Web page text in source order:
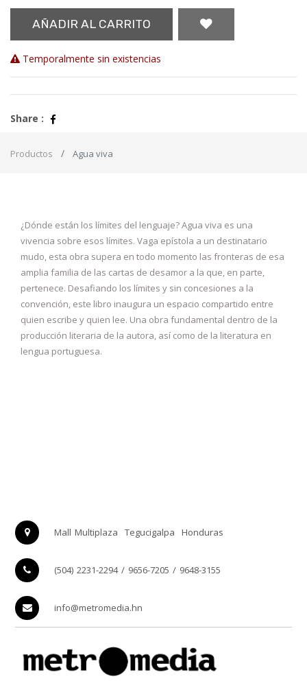
AÑADIR AL CARRITO
Temporalmente sin existencias
Share :
Productos Agua viva
¿Dónde están los límites del lenguaje? Agua viva es una
vivencia sobre esos límites. Vaga epístola a un destinatario
mudo, esta obra supera en todo momento las fronteras de esa
amplia familia de las cartas de desamor a la que, en parte,
pertenece. Desafiando los límites y sin concesiones a la
convención, este libro inaugura un espacio compartido entre
quien escribe y quien lee. Una obra fundamental dentro de la
producción literaria de la autora, así como de la literatura en
lengua portuguesa.
Mall Multiplaza Tegucigalpa Honduras
(504) 2231-2294 / 9656-7205 / 9648-3155
info@metromedia.hn